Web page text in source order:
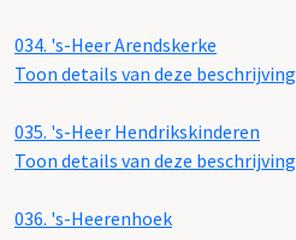
034. 's-Heer Arendskerke
Toon details van deze beschrijving
035. 's-Heer Hendrikskinderen
Toon details van deze beschrijving
036. 's-Heerenhoek